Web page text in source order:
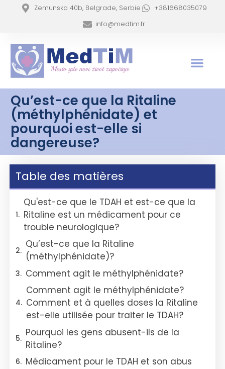
Zemunska 40b, Belgrade, Serbie
+381668035079
info@medtim.fr
Qu’est-ce que la Ritaline
(méthylphénidate) et
pourquoi est-elle si
dangereuse?
Table des matières
Qu'est-ce que le TDAH et est-ce que la
Ritaline est un médicament pour ce
trouble neurologique?
Qu’est-ce que la Ritaline
(méthylphénidate)?
Comment agit le méthylphénidate?
Comment agit le méthylphénidate?
Comment et à quelles doses la Ritaline
est-elle utilisée pour traiter le TDAH?
Pourquoi les gens abusent-ils de la
Ritaline?
Médicament pour le TDAH et son abus